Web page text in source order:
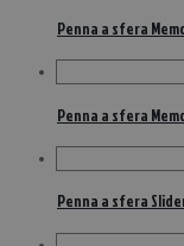
Penna a sfera
Penna a sfera
Penna a sfera